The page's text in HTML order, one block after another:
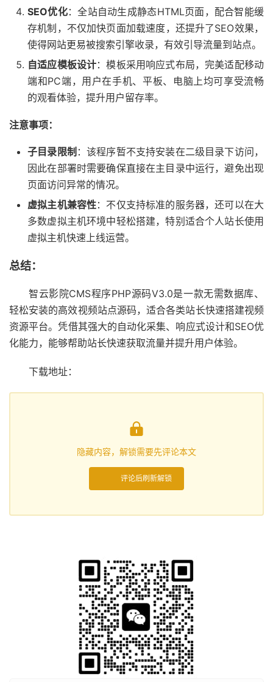
SEO优化：全站自动生成静态HTML页面，配合智能缓
存机制，不仅加快页面加载速度，还提升了SEO效果，
使得网站更易被搜索引擎收录，有效引导流量到站点。
自适应模板设计：模板采用响应式布局，完美适配移动
端和PC端，用户在手机、平板、电脑上均可享受流畅
的观看体验，提升用户留存率。
注意事项：
子目录限制 ：该程序暂不支持安装在二级目录下访问，
因此在部署时需要确保直接在主目录中运行，避免出现
页面访问异常的情况。
虚拟主机兼容性：不仅支持标准的服务器，还可以在大
多数虚拟主机环境中轻松搭建，特别适合个人站长使用
虚拟主机快速上线运营。
总结：
智云影院CMS程序PHP源码V3.0是一款无需数据库、
轻松安装的高效视频站点源码，适合各类站长快速搭建视频
资源平台。凭借其强大的自动化采集、响应式设计和SEO优
化能力，能够帮助站长快速获取流量并提升用户体验。
下载地址：

隐藏内容，解锁需要先评论本文
评论后刷新解锁